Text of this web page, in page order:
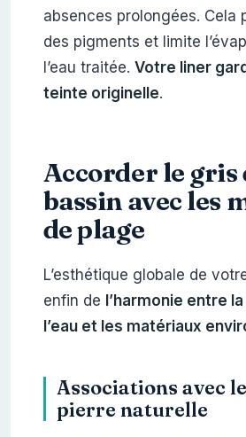
absences prolongées. Cela
des pigments et limite
l’eau traitée. Votre liner
teinte originelle.
Accorder le gris
bassin avec les
de plage
L’esthétique globale de
enfin de l’harmonie entre
l’eau et les matériaux
Associations avec
pierre naturelle